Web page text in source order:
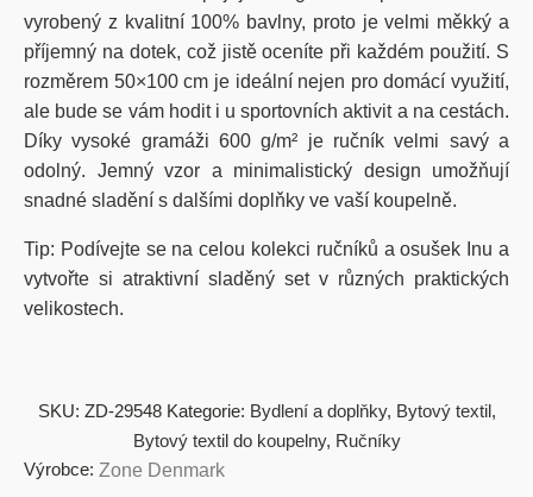
vyrobený z kvalitní 100% bavlny, proto je velmi měkký a
příjemný na dotek, což jistě oceníte při každém použití. S
rozměrem 50×100 cm je ideální nejen pro domácí využití,
ale bude se vám hodit i u sportovních aktivit a na cestách.
Díky vysoké gramáži 600 g/m² je ručník velmi savý a
odolný. Jemný vzor a minimalistický design umožňují
snadné sladění s dalšími doplňky ve vaší koupelně.
Tip: Podívejte se na celou kolekci ručníků a osušek Inu a
vytvořte si atraktivní sladěný set v různých praktických
velikostech.
SKU: ZD-29548 Kategorie: Bydlení a doplňky, Bytový textil,
Bytový textil do koupelny, Ručníky
Výrobce: Zone Denmark